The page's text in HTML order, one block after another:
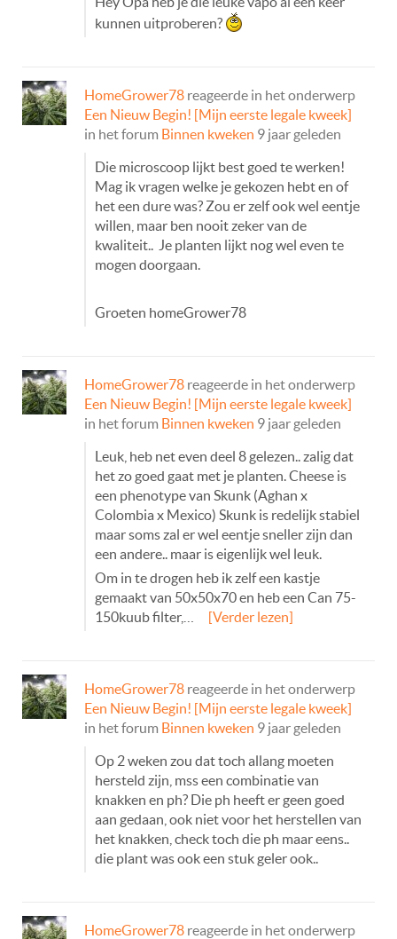
kunnen uitproberen?
HomeGrower78 reageerde in het onderwerp
Een Nieuw Begin! [Mijn eerste legale kweek]
in het forum Binnen kweken 9 jaar geleden
Die microscoop lijkt best goed te werken!
Mag ik vragen welke je gekozen hebt en of
het een dure was? Zou er zelf ook wel eentje
willen, maar ben nooit zeker van de
kwaliteit.. Je planten lijkt nog wel even te
mogen doorgaan.
Groeten homeGrower78
HomeGrower78 reageerde in het onderwerp
Een Nieuw Begin! [Mijn eerste legale kweek]
in het forum Binnen kweken 9 jaar geleden
Leuk, heb net even deel 8 gelezen.. zalig dat
het zo goed gaat met je planten. Cheese is
een phenotype van Skunk (Aghan x
Colombia x Mexico) Skunk is redelijk stabiel
maar soms zal er wel eentje sneller zijn dan
een andere.. maar is eigenlijk wel leuk.
Om in te drogen heb ik zelf een kastje
gemaakt van 50x50x70 en heb een Can 75-
150kuub filter,…
[Verder lezen]
HomeGrower78 reageerde in het onderwerp
Een Nieuw Begin! [Mijn eerste legale kweek]
in het forum Binnen kweken 9 jaar geleden
Op 2 weken zou dat toch allang moeten
hersteld zijn, mss een combinatie van
knakken en ph? Die ph heeft er geen goed
aan gedaan, ook niet voor het herstellen van
het knakken, check toch die ph maar eens..
die plant was ook een stuk geler ook..
HomeGrower78 reageerde in het onderwerp